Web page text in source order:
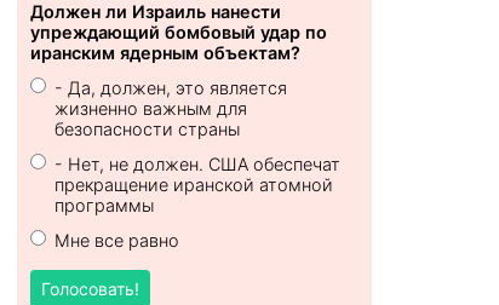
Должен ли Израиль нанести
упреждающий бомбовый удар по
иранским ядерным объектам?
- Да, должен, это является
жизненно важным для
безопасности страны
- Нет, не должен. США обеспечат
прекращение иранской атомной
программы
Мне все равно
Голосовать!